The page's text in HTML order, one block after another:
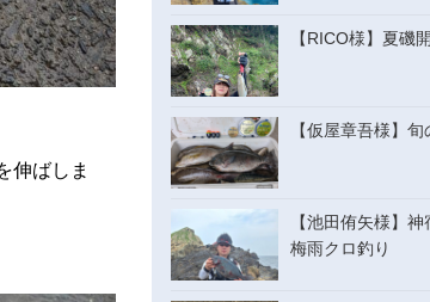
伸ばしま
【RICO様】夏磯
【仮屋章吾様】
【池田侑矢様】
梅雨クロ釣り